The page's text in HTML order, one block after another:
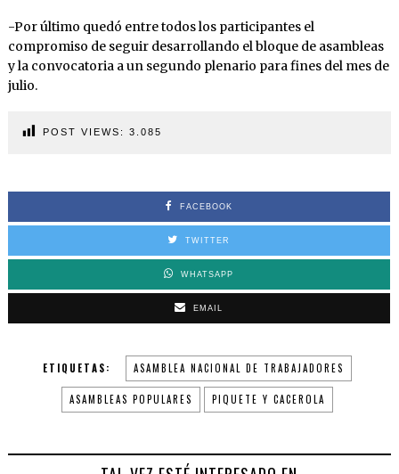
-Por último quedó entre todos los participantes el
compromiso de seguir desarrollando el bloque de asambleas
y la convocatoria a un segundo plenario para fines del mes de
julio.
POST VIEWS: 3.085
FACEBOOK
TWITTER
WHATSAPP
EMAIL
ETIQUETAS: ASAMBLEA NACIONAL DE TRABAJADORES
ASAMBLEAS POPULARES PIQUETE Y CACEROLA